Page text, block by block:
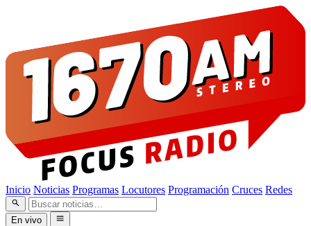
Inicio Noticias Programas Locutores Programación Cruces Redes
En vivo